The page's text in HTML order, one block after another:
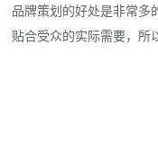
品牌策划的好处是非常多
贴合受众的实际需要，所